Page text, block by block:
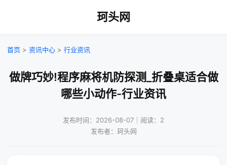
珂头网
首页 > 资讯中心 > 行业资讯
做牌巧妙!程序麻将机防探测_折叠桌适合做
哪些小动作-行业资讯
发布时间：2026-08-07｜阅读：2
发布者：珂头网